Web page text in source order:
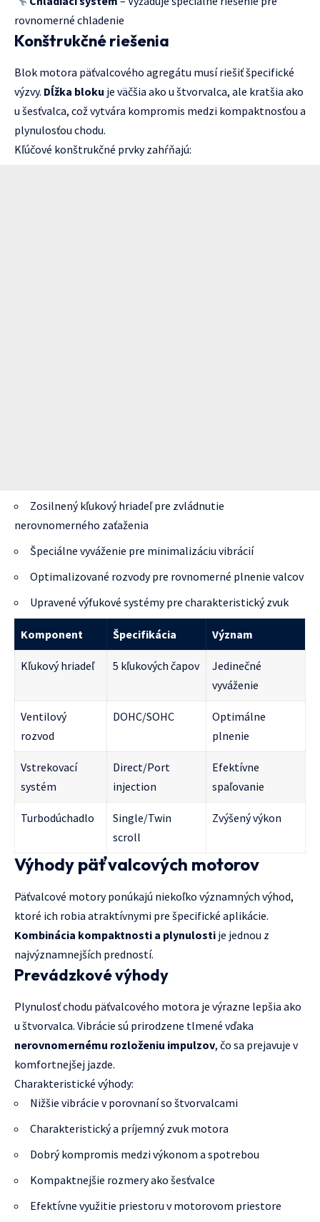
rovnomerné chladenie
Konštrukčné riešenia
Blok motora päťvalcového agregátu musí riešiť špecifické
výzvy. Dĺžka bloku je väčšia ako u štvorvalca, ale kratšia ako
u šesťvalca, což vytvára kompromis medzi kompaktnosťou a
plynulosťou chodu.
Kľúčové konštrukčné prvky zahŕňajú:
Zosilnený kľukový hriadeľ pre zvládnutie
nerovnomerného zaťaženia
Špeciálne vyváženie pre minimalizáciu vibrácií
Optimalizované rozvody pre rovnomerné plnenie valcov
Upravené výfukové systémy pre charakteristický zvuk
Komponent Špecifikácia Význam
Kľukový hriadeľ 5 kľukových čapov
Jedinečné
vyváženie
Ventilový
rozvod
DOHC/SOHC
Optimálne
plnenie
Vstrekovací
systém
Direct/Port
injection
Efektívne
spaľovanie
Turbodúchadlo
Single/Twin
scroll
Zvýšený výkon
Výhody päťvalcových motorov
Päťvalcové motory ponúkajú niekoľko významných výhod,
ktoré ich robia atraktívnymi pre špecifické aplikácie.
Kombinácia kompaktnosti a plynulosti je jednou z
najvýznamnejších predností.
Prevádzkové výhody
Plynulosť chodu päťvalcového motora je výrazne lepšia ako
u štvorvalca. Vibrácie sú prirodzene tlmené vďaka
nerovnomernému rozloženiu impulzov, čo sa prejavuje v
komfortnejšej jazde.
Charakteristické výhody:
Nižšie vibrácie v porovnaní so štvorvalcami
Charakteristický a príjemný zvuk motora
Dobrý kompromis medzi výkonom a spotrebou
Kompaktnejšie rozmery ako šesťvalce
Efektívne využitie priestoru v motorovom priestore